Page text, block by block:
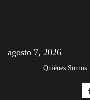
agosto 7, 2026
Quiénes Somos